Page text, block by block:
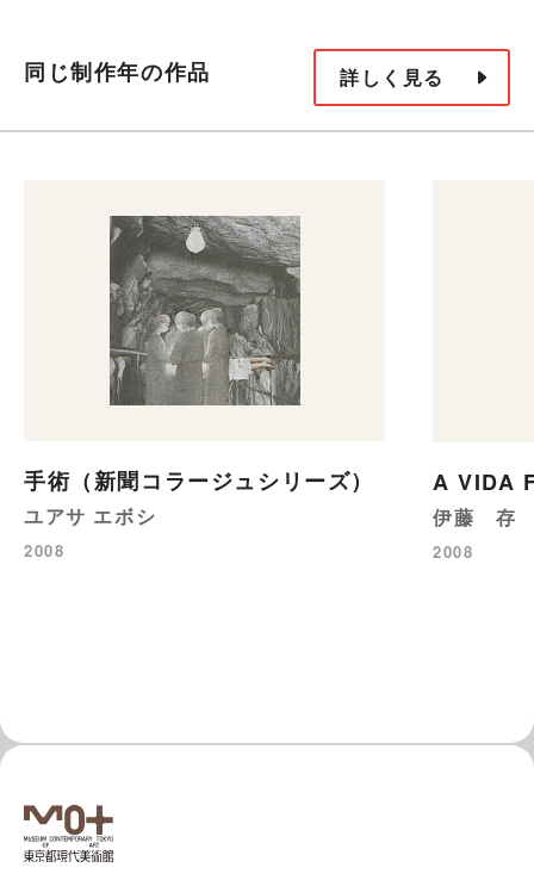
同じ制作年の作品 詳しく見る
手術（新聞コラージュシリーズ）
ユアサ エボシ
2008
A VIDA
伊藤 存
2008